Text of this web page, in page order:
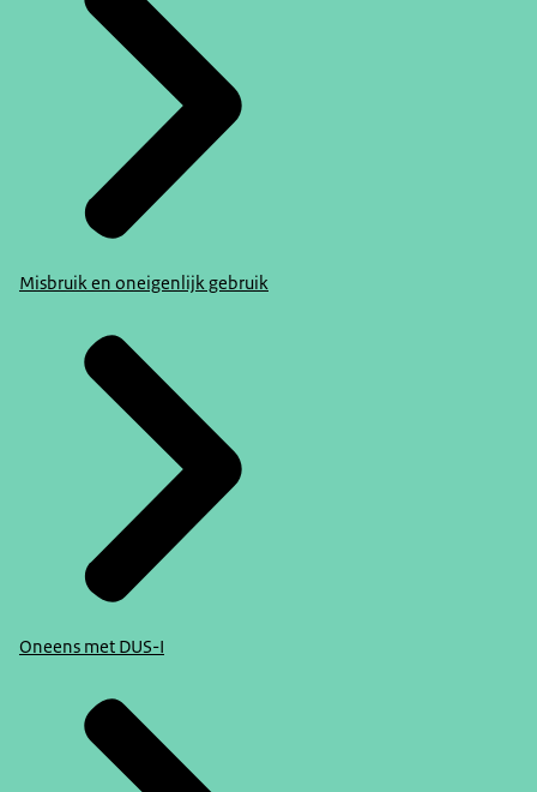
Misbruik en oneigenlijk gebruik
Oneens met DUS-I